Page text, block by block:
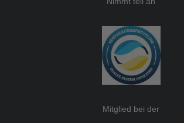
Mitglied bei der